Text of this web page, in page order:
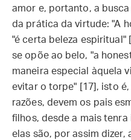
amor e, portanto, a
da prática da virtude: "A
"é certa beleza
se opõe ao belo, "a
maneira especial àquela
evitar o torpe" [17], isto
razões, devem os pais
filhos, desde a mais
elas são, por assim dizer,